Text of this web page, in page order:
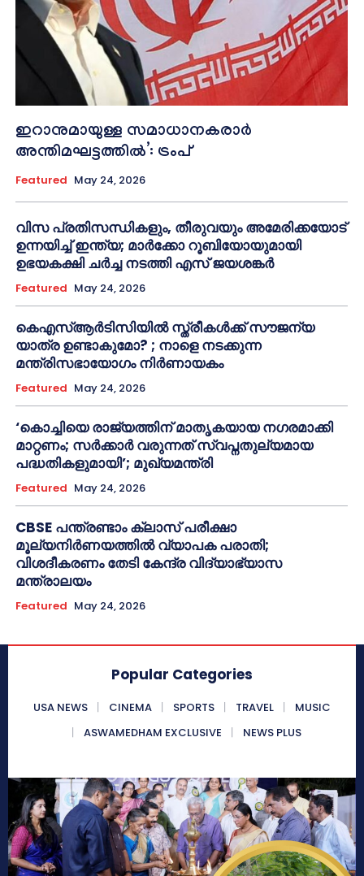
ഇറാനുമായുള്ള സമാധാനകരാർ
അന്തിമഘട്ടത്തിൽ‌’: ട്രംപ്
Featured May 24, 2026
വിസ പ്രതിസന്ധികളും, തീരുവയും അമേരിക്കയോട്
ഉന്നയിച്ച് ഇന്ത്യ; മാർക്കോ റൂബിയോയുമായി
ഉഭയകക്ഷി ചർച്ച നടത്തി എസ് ജയശങ്കർ
Featured May 24, 2026
കെഎസ്ആർടിസിയിൽ സ്ത്രീകൾക്ക് സൗജന്യ
യാത്ര ഉണ്ടാകുമോ? ; നാളെ നടക്കുന്ന
മന്ത്രിസഭായോഗം നിർണായകം
Featured May 24, 2026
‘കൊച്ചിയെ രാജ്യത്തിന് മാതൃകയായ നഗരമാക്കി
മാറ്റണം; സർക്കാർ വരുന്നത് സ്വപ്നതുല്യമായ
പദ്ധതികളുമായി’; മുഖ്യമന്ത്രി
Featured May 24, 2026
CBSE പന്ത്രണ്ടാം ക്ലാസ് പരീക്ഷാ
മൂല്യനിർണയത്തിൽ വ്യാപക പരാതി;
വിശദീകരണം തേടി കേന്ദ്ര വിദ്യാഭ്യാസ
മന്ത്രാലയം
Featured May 24, 2026
Popular Categories
USA NEWS CINEMA SPORTS TRAVEL
MUSIC
ASWAMEDHAM EXCLUSIVE
NEWS PLUS